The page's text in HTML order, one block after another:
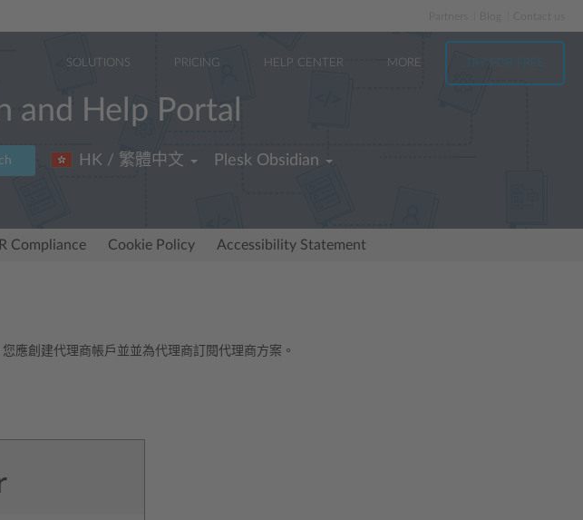
Partners
SOLUTIONS PRICING HELP CENTER MORE TRY FOR FREE
and Help Portal
HK / 繁體中文 Plesk Obsidian
Compliance Cookie Policy Accessibility Statement
應創建代理商帳戶並並為代理商訂閱代理商方案。